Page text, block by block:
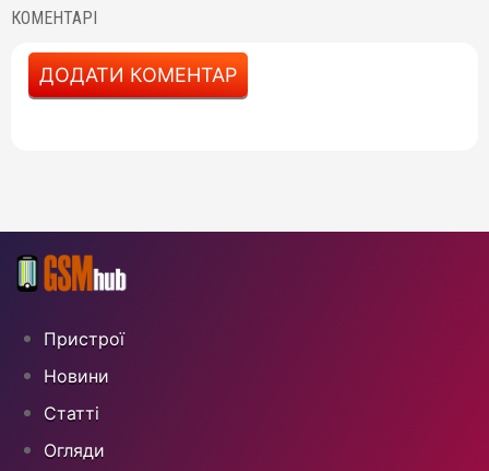
КОМЕНТАРІ
ДОДАТИ КОМЕНТАР
Пристрої
Новини
Статті
Огляди